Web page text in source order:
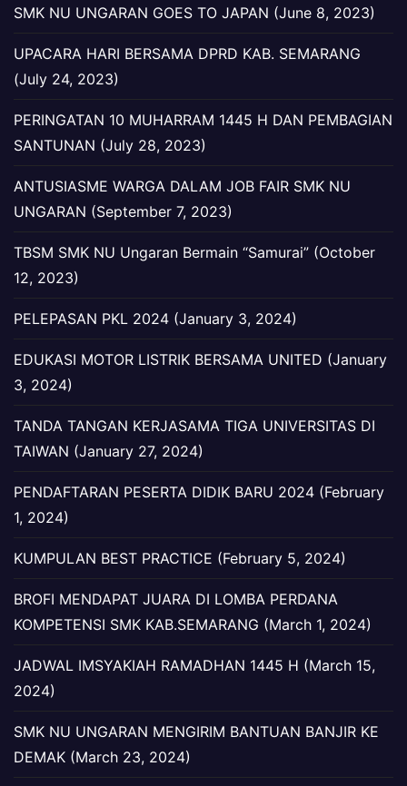
SMK NU UNGARAN GOES TO JAPAN (June 8, 2023)
UPACARA HARI BERSAMA DPRD KAB. SEMARANG
(July 24, 2023)
PERINGATAN 10 MUHARRAM 1445 H DAN PEMBAGIAN
SANTUNAN (July 28, 2023)
ANTUSIASME WARGA DALAM JOB FAIR SMK NU
UNGARAN (September 7, 2023)
TBSM SMK NU Ungaran Bermain “Samurai” (October
12, 2023)
PELEPASAN PKL 2024 (January 3, 2024)
EDUKASI MOTOR LISTRIK BERSAMA UNITED (January
3, 2024)
TANDA TANGAN KERJASAMA TIGA UNIVERSITAS DI
TAIWAN (January 27, 2024)
PENDAFTARAN PESERTA DIDIK BARU 2024 (February
1, 2024)
KUMPULAN BEST PRACTICE (February 5, 2024)
BROFI MENDAPAT JUARA DI LOMBA PERDANA
KOMPETENSI SMK KAB.SEMARANG (March 1, 2024)
JADWAL IMSYAKIAH RAMADHAN 1445 H (March 15,
2024)
SMK NU UNGARAN MENGIRIM BANTUAN BANJIR KE
DEMAK (March 23, 2024)